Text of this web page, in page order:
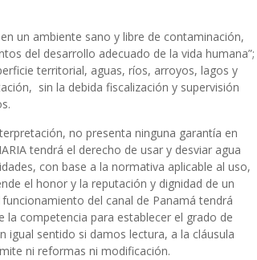
un ambiente sano y libre de contaminación,
del desarrollo adecuado de la vida humana”;
territorial, aguas, ríos, arroyos, lagos y
sin la debida fiscalización y supervisión
no presenta ninguna garantía en
tendrá el derecho de usar y desviar agua
con base a la normativa aplicable al uso,
el honor y la reputación y dignidad de un
del canal de Panamá tendrá
la competencia para establecer el grado de
igual sentido si damos lectura, a la cláusula
ni reformas ni modificación.